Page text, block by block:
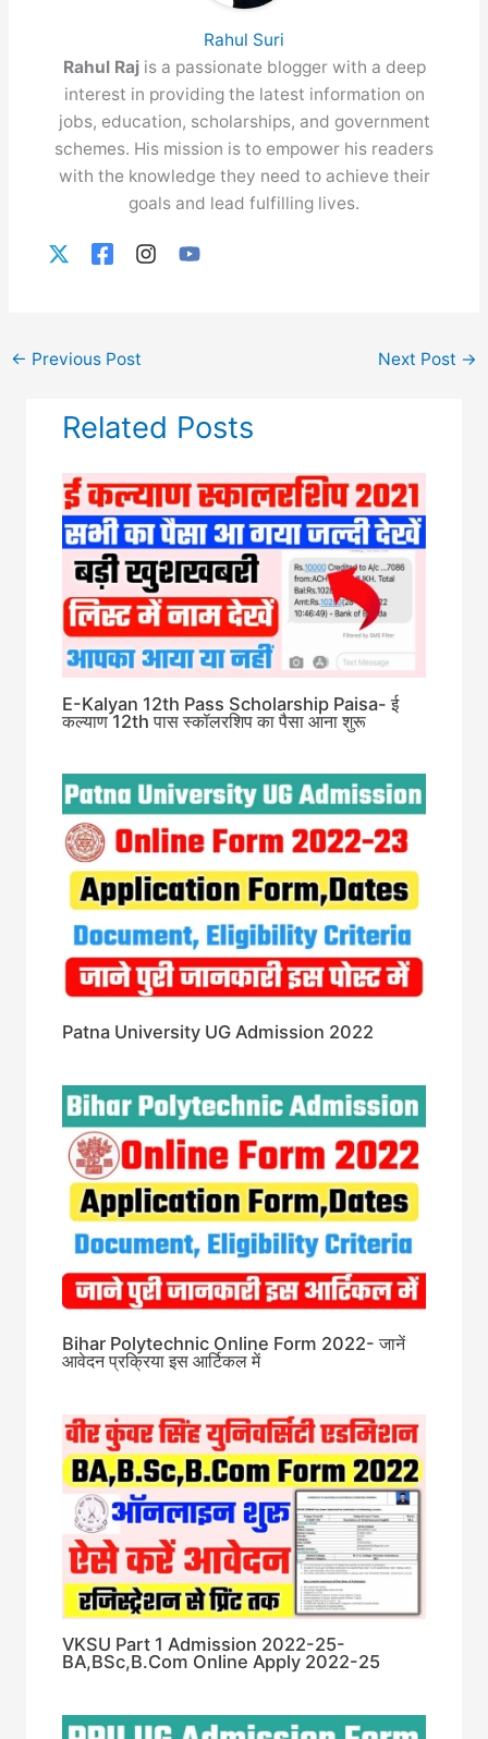
Rahul Suri
Rahul Raj is a passionate blogger with a deep
interest in providing the latest information on
jobs, education, scholarships, and government
schemes. His mission is to empower his readers
with the knowledge they need to achieve their
goals and lead fulfilling lives.
← Previous Post Next Post →
Related Posts
E-Kalyan 12th Pass Scholarship Paisa- ई
कल्याण 12th पास स्कॉलरशिप का पैसा आना शुरू
Patna University UG Admission 2022
Bihar Polytechnic Online Form 2022- जानें
आवेदन प्रक्रिया इस आर्टिकल में
VKSU Part 1 Admission 2022-25-
BA,BSc,B.Com Online Apply 2022-25